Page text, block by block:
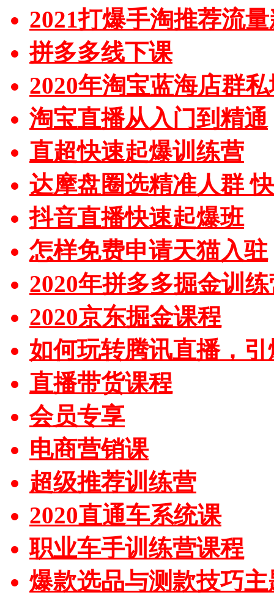
2021打爆手淘推荐流
拼多多线下课
2020年淘宝蓝海店群
淘宝直播从入门到精通
直超快速起爆训练营
达摩盘圈选精准人群
抖音直播快速起爆班
怎样免费申请天猫入驻
2020年拼多多掘金训
2020京东掘金课程
如何玩转腾讯直播，
直播带货课程
会员专享
电商营销课
超级推荐训练营
2020直通车系统课
职业车手训练营课程
爆款选品与测款技巧主